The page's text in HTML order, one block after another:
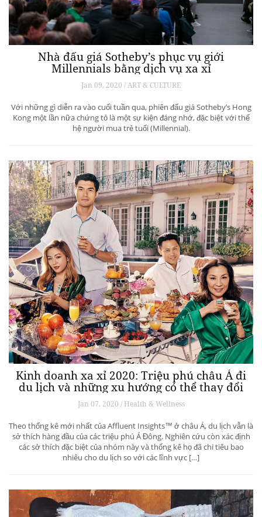
Nhà đấu giá Sotheby’s phục vụ giới
Millennials bằng dịch vụ xa xỉ
Jan 09, 2020 / ART & CULTURE
Với những gì diễn ra vào cuối tuần qua, phiên đấu giá Sotheby’s Hong
Kong một lần nữa chứng tỏ là một sự kiện đáng nhớ, đặc biệt với thế
hệ người mua trẻ tuổi (Millennial).
Kinh doanh xa xỉ 2020: Triệu phú châu Á đi
du lịch và những xu hướng có thể thay đổi
ngành du lịch thượng lưu
Jan 07, 2020 / Health & Wellness
Theo thống kê mới nhất của Affluent Insights™ ở châu Á, du lịch vẫn là
sở thích hàng đầu của các triệu phú Á Đông. Nghiên cứu còn xác định
các sở thích đặc biệt của nhóm này và thống kê họ đã chi tiêu bao
nhiêu cho du lịch so với các lĩnh vực […]